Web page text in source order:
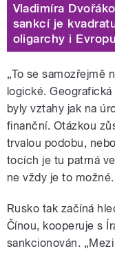
Vladimíra
sankcí je
oligarchy i Evropu
„To se samozřejmě
logické.
byly vztahy jak na
finanční. Otázkou
trvalou podobu,
tocích je tu patrná
ne vždy je to
Rusko tak začíná
Čínou, kooperuje s
sankcionován.